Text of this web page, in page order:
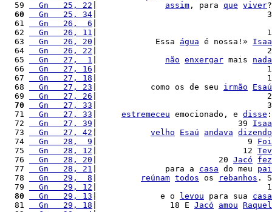
  59
  Gn   25, 22
assim , para que viver
  60
  Gn   25, 34
|
  61
  Gn   26,  6
  62
  Gn   26, 11
|
  63
  Gn   26, 20
|            Essa água é nossa!»
  64
  Gn   26, 22
|
  65
  Gn   27,  1
não enxergar mais nada
  66
  Gn   27, 16
|
  67
  Gn   27, 18
|
  68
  Gn   27, 23
|           como os de seu irmão
Esaú
  69
  Gn   27, 26
|
  70
  Gn   27, 33
|
  71
  Gn   27, 33
estremeceu emocionado, e disse
  72
  Gn   27, 39
|                             39
  73
  Gn   27, 42
velho Esaú andava dizendo
  74
  Gn   28,  9
|                               9 Foi
  75
  Gn   28, 12
|                              12
  76
  Gn   28, 20
|                         20 Jacó
fez
  77
  Gn   28, 21
|              para a casa do meu pai
  78
  Gn   29,  8
reúnam todos os rebanhos .
  79
  Gn   29, 12
|
  80
  Gn   29, 13
|             e o levou para sua casa
  81
  Gn   29, 18
|               18 E Jacó amou Raquel